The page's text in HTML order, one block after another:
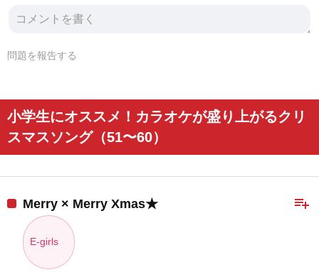
問題を報告する
小学生にオススメ！カラオケが盛り上がるクリ
スマスソング（51〜60）
playlist_add
Merry × Merry Xmas★
E-girls